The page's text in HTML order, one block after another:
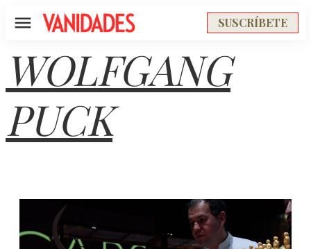
Menú SUSCRÍBETE
WOLFGANG
PUCK